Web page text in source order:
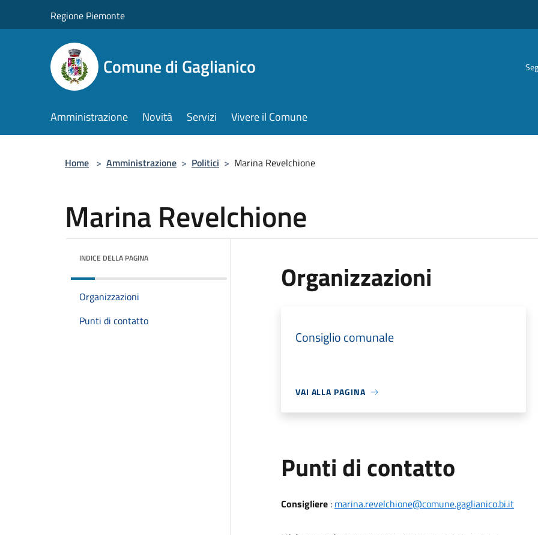
Regione Piemonte
Comune di Gaglianico
Amministrazione Novità Servizi Vivere il Comune
Home > Amministrazione > Politici > Marina Revelchione
Marina Revelchione
INDICE DELLA PAGINA
Organizzazioni
Punti di contatto
Organizzazioni
Consiglio comunale
VAI ALLA PAGINA
Punti di contatto
Consigliere: marina.revelchione@comune.gaglianico.bi.it